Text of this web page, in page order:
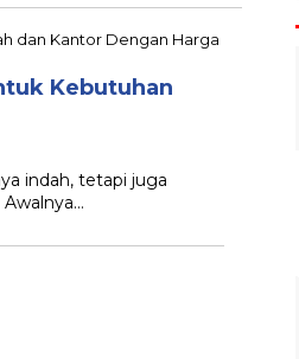
Kebutuhan
indah, tetapi juga